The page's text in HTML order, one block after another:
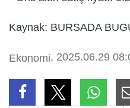
Kaynak: BURSADA
Ekonomi, 2025.06.29